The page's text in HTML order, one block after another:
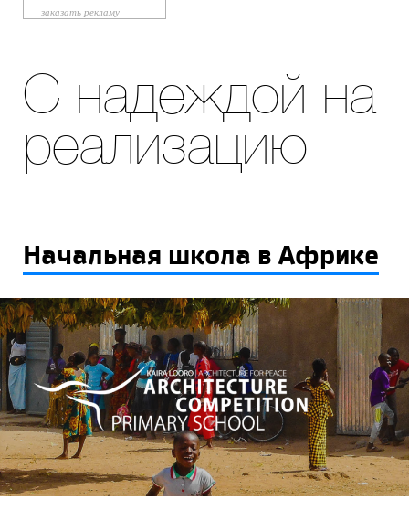
заказать рекламу
С надеждой на
реализацию
Начальная школа в Африке